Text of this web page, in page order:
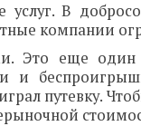
услуг. В
компании
Это еще один
и
путевку.